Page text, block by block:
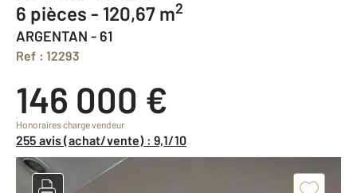
6 pièces - 120,67 m2
ARGENTAN - 61
Ref : 12293
146 000 €
Honoraires charge vendeur
255 avis (achat/vente) : 9,1/10